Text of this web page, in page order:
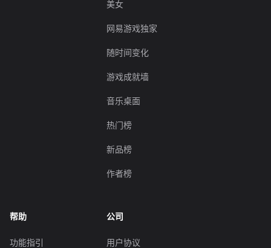
美女
网易游戏独家
随时间变化
游戏成就墙
音乐桌面
热门榜
新品榜
作者榜
帮助
功能指引
公司
用户协议